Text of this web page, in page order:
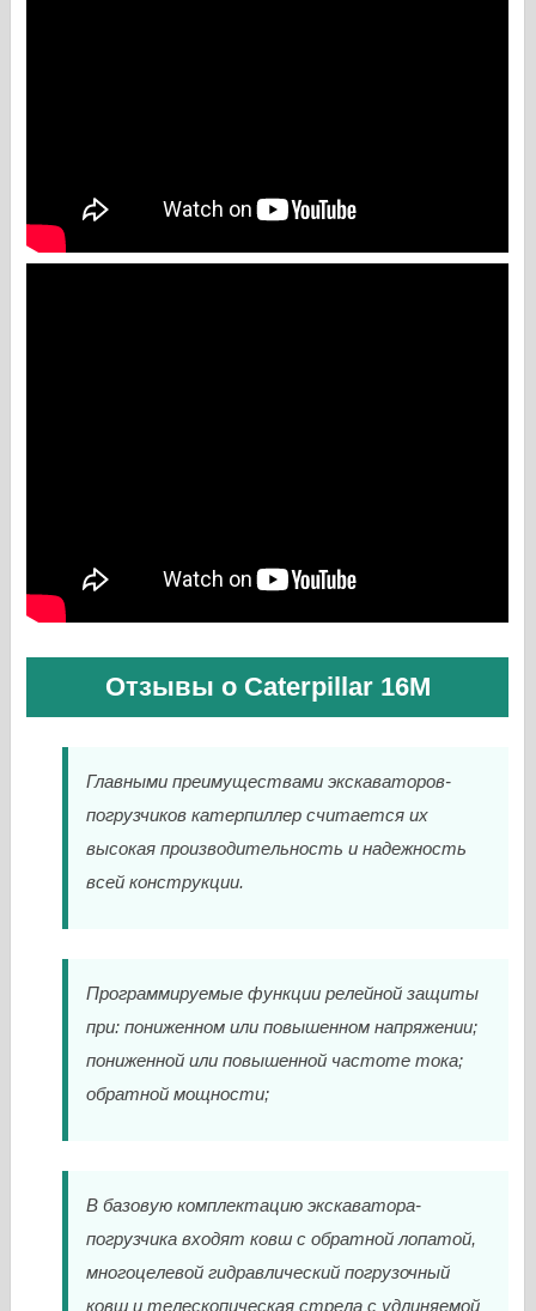
Отзывы о Caterpillar 16M
Главными преимуществами экскаваторов-
погрузчиков катерпиллер считается их
высокая производительность и надежность
всей конструкции.
Программируемые функции релейной защиты
при: пониженном или повышенном напряжении;
пониженной или повышенной частоте тока;
обратной мощности;
В базовую комплектацию экскаватора-
погрузчика входят ковш с обратной лопатой,
многоцелевой гидравлический погрузочный
ковш и телескопическая стрела с удлиняемой